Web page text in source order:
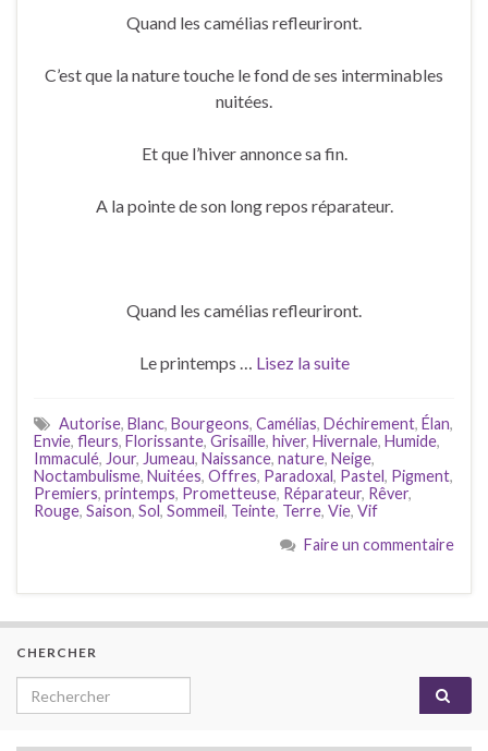
Quand les camélias refleuriront.
C’est que la nature touche le fond de ses interminables
nuitées.
Et que l’hiver annonce sa fin.
A la pointe de son long repos réparateur.
Quand les camélias refleuriront.
Le printemps … Lisez la suite
Autorise, Blanc, Bourgeons, Camélias, Déchirement, Élan,
Envie, fleurs, Florissante, Grisaille, hiver, Hivernale, Humide,
Immaculé, Jour, Jumeau, Naissance, nature, Neige,
Noctambulisme, Nuitées, Offres, Paradoxal, Pastel, Pigment,
Premiers, printemps, Prometteuse, Réparateur, Rêver,
Rouge, Saison, Sol, Sommeil, Teinte, Terre, Vie, Vif
Faire un commentaire
CHERCHER
Search for: